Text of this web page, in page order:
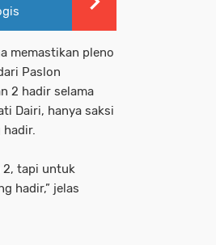
memastikan pleno
Paslon
2 hadir selama
Dairi, hanya saksi
2, tapi untuk
hadir,” jelas